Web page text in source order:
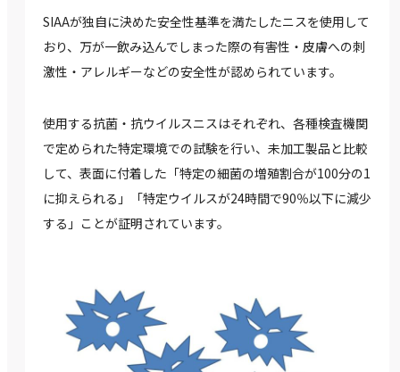
SIAAが独自に決めた安全性基準を満たしたニスを使用して
おり、万が一飲み込んでしまった際の有害性・皮膚への刺
激性・アレルギーなどの安全性が認められています。
使用する抗菌・抗ウイルスニスはそれぞれ、各種検査機関
で定められた特定環境での試験を行い、未加工製品と比較
して、表面に付着した「特定の細菌の増殖割合が100分の1
に抑えられる」「特定ウイルスが24時間で90％以下に減少
する」ことが証明されています。